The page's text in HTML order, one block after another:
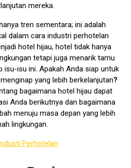
mereka.
tren sementara; ini adalah
dalam cara industri perhotelan
hotel hijau, hotel tidak hanya
tetapi juga menarik tamu
isu-isu ini. Apakah Anda siap untuk
yang lebih berkelanjutan?
bagaimana hotel hijau dapat
Anda berikutnya dan bagaimana
menuju masa depan yang lebih
lingkungan.
Perhotelan